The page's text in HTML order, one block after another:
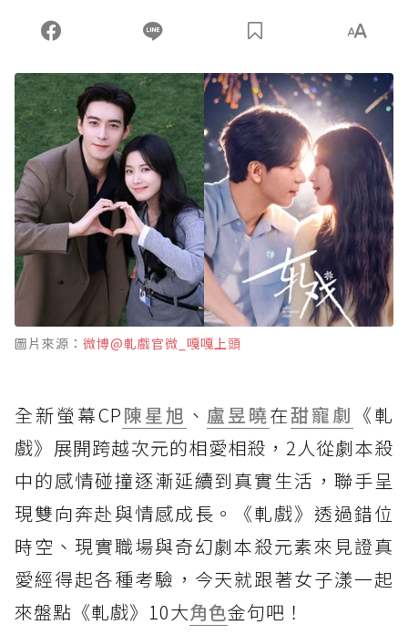
圖片來源： 微博@軋戲官微_嘎嘎上頭
全新螢幕CP陳星旭 、 盧昱曉在甜寵劇 《軋
戲》展開跨越次元的相愛相殺，2人從劇本殺
中的感情碰撞逐漸延續到真實生活，聯手呈
現雙向奔赴與情感成長。《軋戲》透過錯位
時空、現實職場與奇幻劇本殺元素來見證真
愛經得起各種考驗，今天就跟著女子漾一起
來盤點《軋戲》10大角色金句吧！